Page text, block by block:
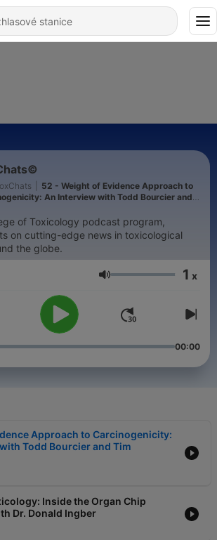
52 - Weight of Evidence Approach to
An Interview with Todd Bourcier and
of Toxicology podcast program,
on cutting-edge news in toxicological
the globe.
Hlasitost 1 x
00:00
Approach to Carcinogenicity:
Todd Bourcier and Tim
Inside the Organ Chip
Dr. Donald Ingber